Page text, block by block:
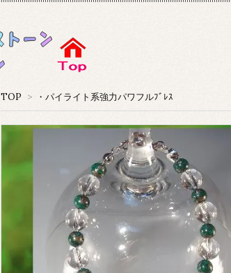
TOP > ・パイライト系強力パワフルﾌﾞﾚｽ